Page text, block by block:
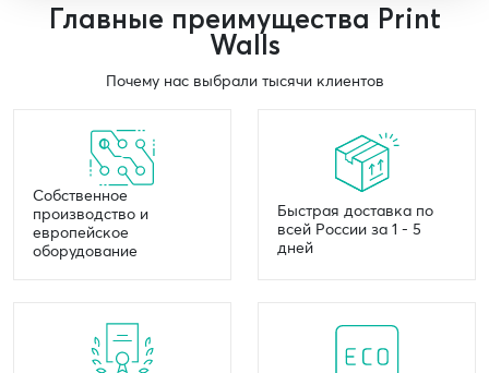
Главные преимущества Print
Walls
Почему нас выбрали тысячи клиентов
Собственное
производство и
европейское
оборудование
Быстрая доставка по
всей России за 1 - 5
дней